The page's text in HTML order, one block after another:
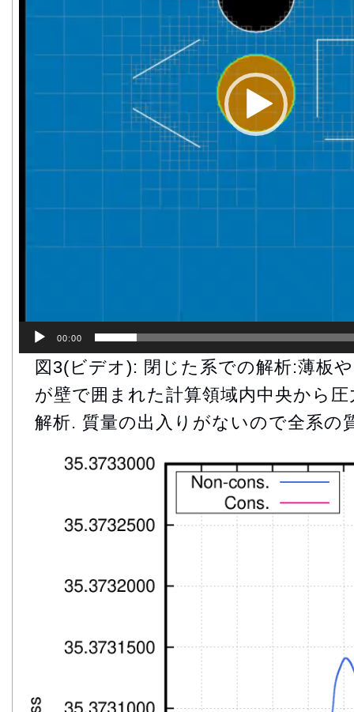
00:00
図3(ビデオ): 閉じた系での解析:薄板
が壁で囲まれた計算領域内中央から
解析. 質量の出入りがないので全系の